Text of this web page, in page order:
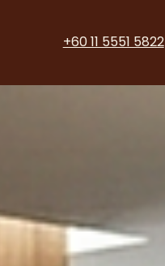
+60 11 5551 5822